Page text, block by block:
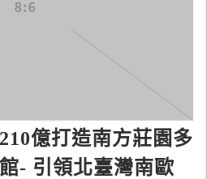
億打造南方莊園多
- 引領北臺灣南歐